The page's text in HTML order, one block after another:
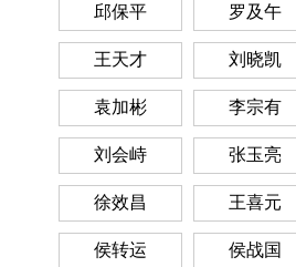
邱保平 罗及午
王天才 刘晓凯
袁加彬 李宗有
刘会峙 张玉亮
徐效昌 王喜元
侯转运 侯战国